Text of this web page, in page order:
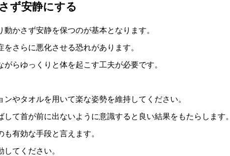
ず安静にする
かさず安静を保つのが基本となります。
さらに悪化させる恐れがあります。
らゆっくりと体を起こす工夫が必要です。
やタオルを用いて楽な姿勢を維持してください。
て首が前に出ないように意識すると良い結果をもたらします。
有効な手段と言えます。
てください。